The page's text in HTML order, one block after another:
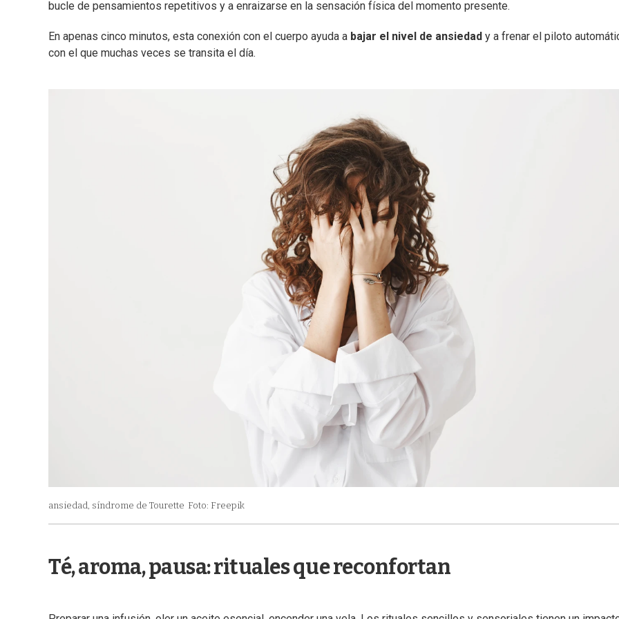
bucle de pensamientos repetitivos y a enraizarse en la sensación física del momento presente.
En apenas cinco minutos, esta conexión con el cuerpo ayuda a bajar el nivel de ansiedad y a frenar el piloto
con el que muchas veces se transita el día.
ansiedad, síndrome de Tourette Foto: Freepik
Té, aroma, pausa: rituales que reconfortan